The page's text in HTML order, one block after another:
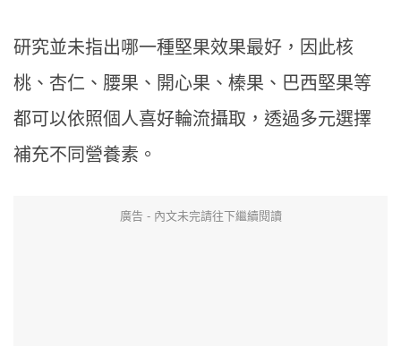
研究並未指出哪一種堅果效果最好，因此核
桃、杏仁、腰果、開心果、榛果、巴西堅果等
都可以依照個人喜好輪流攝取，透過多元選擇
補充不同營養素。
廣告 - 內文未完請往下繼續閱讀